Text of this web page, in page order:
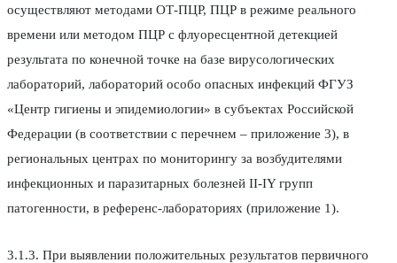
осуществляют методами ОТ-ПЦР, ПЦР в режиме реального
времени или методом ПЦР с флуоресцентной детекцией
результата по конечной точке на базе вирусологических
лабораторий, лабораторий особо опасных инфекций ФГУЗ
«Центр гигиены и эпидемиологии» в субъектах Российской
Федерации (в соответствии с перечнем – приложение 3), в
региональных центрах по мониторингу за возбудителями
инфекционных и паразитарных болезней II-IY групп
патогенности, в референс-лабораториях (приложение 1).
3.1.3. При выявлении положительных результатов первичного